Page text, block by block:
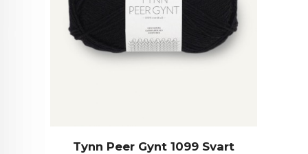
Tynn Peer Gynt 1099 Svart